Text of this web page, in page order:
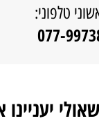
טלפוני:
יעניינו